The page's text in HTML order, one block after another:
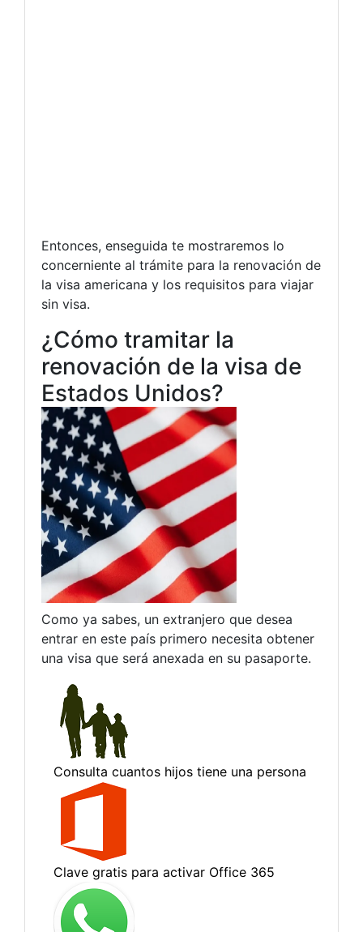
Entonces, enseguida te mostraremos lo
concerniente al trámite para la renovación de
la visa americana y los requisitos para viajar
sin visa.
¿Cómo tramitar la
renovación de la visa de
Estados Unidos?
Como ya sabes, un extranjero que desea
entrar en este país primero necesita obtener
una visa que será anexada en su pasaporte.